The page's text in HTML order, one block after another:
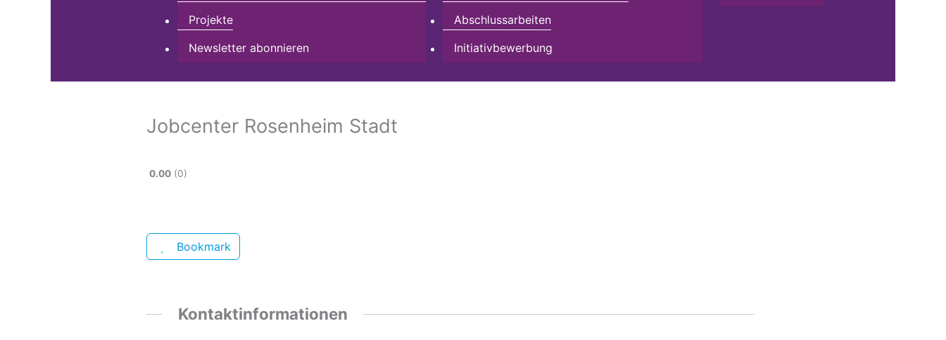
Projekte
Newsletter abonnieren
Abschlussarbeiten
Initiativbewerbung
Jobcenter Rosenheim Stadt
0.00 0
Bookmark
Kontaktinformationen